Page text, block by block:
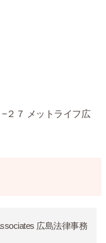
２７ メットライフ広
広島法律事務